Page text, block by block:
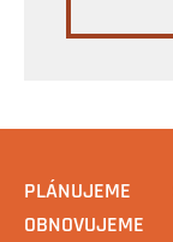
PLÁNUJEME
OBNOVUJEME